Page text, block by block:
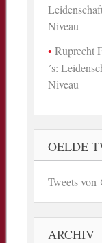
Niveau
Ruprecht
´s:
Niveau
OELDE
Tweets von
ARCHIV